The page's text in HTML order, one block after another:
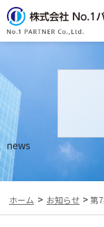
news
ホーム > お知らせ >第